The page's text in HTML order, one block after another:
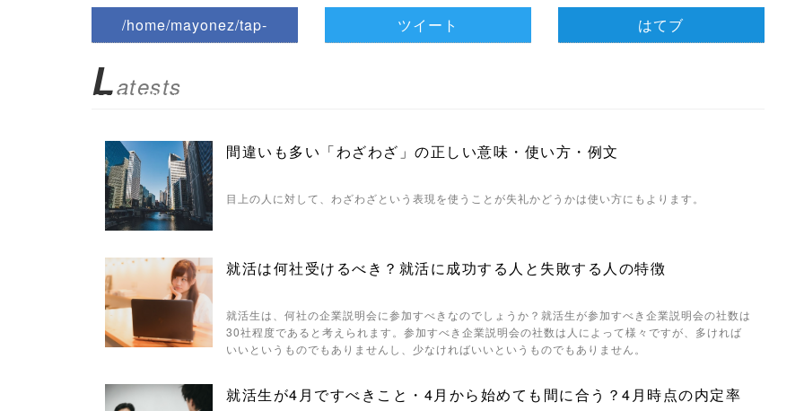
/home/mayonez/tap-
content/themes/tapbiz_them
line10
/1074690"
ref, 'Gwindow', 'width=550,
height=450, menubar=no,
toolbar=no, scrollbars=yes');
return false;"> シェア
ツイート はてブ
Latests
間違いも多い「わざわざ」の正しい意味・使い方・例文
目上の人に対して、わざわざという表現を使うことが失礼かどうかは使い方にもよります。
就活は何社受けるべき？就活に成功する人と失敗する人の特徴
就活生は、何社の企業説明会に参加すべきなのでしょうか？就活生が参加すべき企業説明会の社数は
30社程度であると考えられます。参加すべき企業説明会の社数は人によって様々ですが、多ければ
いいというものでもありませんし、少なければいいというものでもありません。
就活生が4月ですべきこと・4月から始めても間に合う？4月時点の内定率